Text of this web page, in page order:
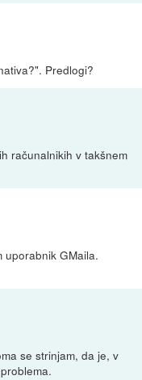
Predlogi?
računalnikih v takšnem
uporabnik GMaila.
se strinjam, da je, v